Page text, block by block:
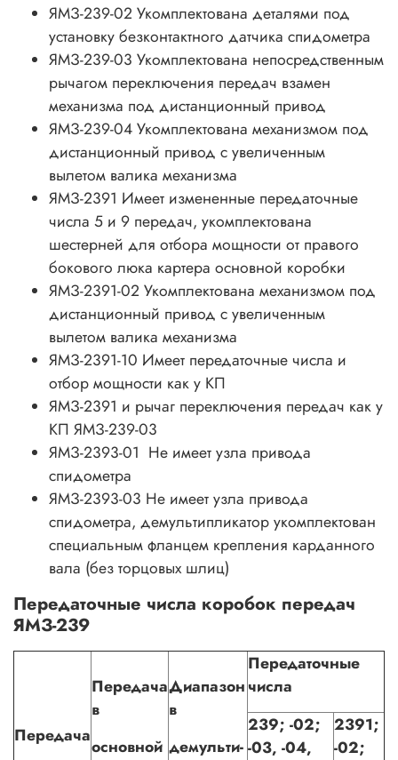
ЯМЗ-239-02 Укомплектована деталями под
установку безконтактного датчика спидометра
ЯМЗ-239-03 Укомплектована непосредственным
рычагом переключения передач взамен
механизма под дистанционный привод
ЯМЗ-239-04 Укомплектована механизмом под
дистанционный привод с увеличенным
вылетом валика механизма
ЯМЗ-2391 Имеет измененные передаточные
числа 5 и 9 передач, укомплектована
шестерней для отбора мощности от правого
бокового люка картера основной коробки
ЯМЗ-2391-02 Укомплектована механизмом под
дистанционный привод с увеличенным
вылетом валика механизма
ЯМЗ-2391-10 Имеет передаточные числа и
отбор мощности как у КП
ЯМЗ-2391 и рычаг переключения передач как у
КП ЯМЗ-239-03
ЯМЗ-2393-01 Не имеет узла привода
спидометра
ЯМЗ-2393-03 Не имеет узла привода
спидометра, демультипликатор укомплектован
специальным фланцем крепления карданного
вала (без торцовых шлиц)
Передаточные числа коробок передач
ЯМЗ-239
Передача
Передача
в
основной
Диапазон
в
демульти-
Передаточные
числа
239; -02;
-03, -04,
2391;
-02;